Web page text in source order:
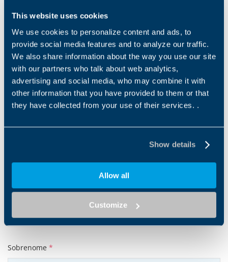
This website uses cookies
We use cookies to personalize content and ads, to
provide social media features and to analyze our traffic.
We also share information about the way you use our site
with our partners who talk about web analytics,
advertising and social media, who may combine it with
other information that you have provided to them or that
they have collected from your use of their services. .
Show details
Allow all
Customize
EN IT ES FR
BAIXAR
Middle name
Nome
Sobrenome *